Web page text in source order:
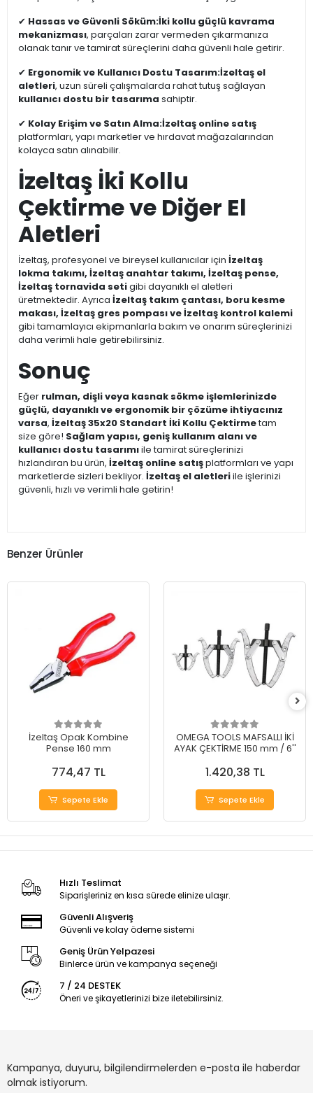
✔ Hassas ve Güvenli Söküm:İki kollu güçlü kavrama
mekanizması, parçaları zarar vermeden çıkarmanıza
olanak tanır ve tamirat süreçlerini daha güvenli hale getirir.
✔ Ergonomik ve Kullanıcı Dostu Tasarım:İzeltaş el
aletleri, uzun süreli çalışmalarda rahat tutuş sağlayan
kullanıcı dostu bir tasarıma sahiptir.
✔ Kolay Erişim ve Satın Alma:İzeltaş online satış
platformları, yapı marketler ve hırdavat mağazalarından
kolayca satın alınabilir.
İzeltaş İki Kollu
Çektirme ve Diğer El
Aletleri
İzeltaş, profesyonel ve bireysel kullanıcılar için İzeltaş
lokma takımı, İzeltaş anahtar takımı, İzeltaş pense,
İzeltaş tornavida setigibi dayanıklı el aletleri
üretmektedir. Ayrıca İzeltaş takım çantası, boru kesme
makası, İzeltaş gres pompası ve İzeltaş kontrol kalemi
gibi tamamlayıcı ekipmanlarla bakım ve onarım süreçlerinizi
daha verimli hale getirebilirsiniz.
Sonuç
Eğer rulman, dişli veya kasnak sökme işlemlerinizde
güçlü, dayanıklı ve ergonomik bir çözüme ihtiyacınız
varsa, İzeltaş 35x20 Standart İki Kollu Çektirmetam
size göre! Sağlam yapısı, geniş kullanım alanı ve
kullanıcı dostu tasarımıile tamirat süreçlerinizi
hızlandıran bu ürün, İzeltaş online satışplatformları ve yapı
marketlerde sizleri bekliyor. İzeltaş el aletleriile işlerinizi
güvenli, hızlı ve verimli hale getirin!
Benzer Ürünler
İzeltaş Opak Kombine
Pense 160 mm
774,47 TL
Sepete Ekle
OMEGA TOOLS MAFSALLI İKİ
AYAK ÇEKTİRME 150 mm / 6''
1.420,38 TL
Sepete Ekle
Hızlı Teslimat
Siparişleriniz en kısa sürede elinize ulaşır.
Güvenli Alışveriş
Güvenli ve kolay ödeme sistemi
Geniş Ürün Yelpazesi
Binlerce ürün ve kampanya seçeneği
7 / 24 DESTEK
Öneri ve şikayetlerinizi bize iletebilirsiniz.
Kampanya, duyuru, bilgilendirmelerden e-posta ile haberdar
olmak istiyorum.